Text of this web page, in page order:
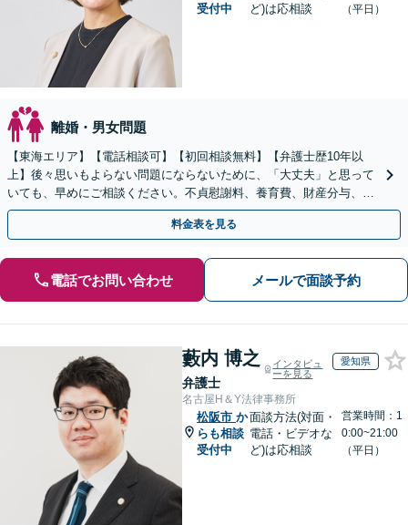
受付中
ど)は応相談
（平日）
離婚・男女問題
【東海エリア】【電話相談可】【初回相談無料】【弁護士歴10年以
上】後々思いもよらない問題にならないために、「大丈夫」と思って
いても、早めにご相談ください。不貞慰謝料、養育費、財産分与、D
V、モラハラなど【出張相談可】
料金表を見る
電話でお問い合わせ メールで面談予約
藪内 博之
弁護士
インタビュ
ーを見る
愛知県
名古屋H＆Y法律事務所
松阪市 か
らも相談
受付中
面談方法(対面・
電話・ビデオな
ど)は応相談
営業時間：1
0:00~21:00
（平日）